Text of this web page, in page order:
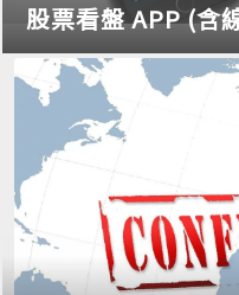
股票看盤 APP (含